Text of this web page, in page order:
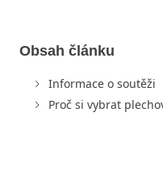
Obsah článku
Informace o soutěži
Proč si vybrat